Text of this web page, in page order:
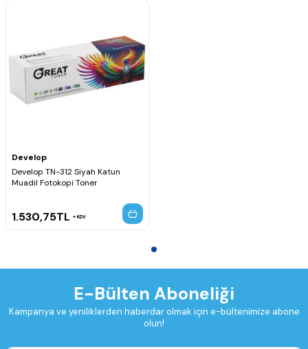
Develop
Develop TN-312 Siyah Katun
Muadil Fotokopi Toner
1.530,75TL KDV
E-Bülten Aboneliği
Kampanya ve yeniliklerden haberdar olmak için e-bültenimize abone
olun!